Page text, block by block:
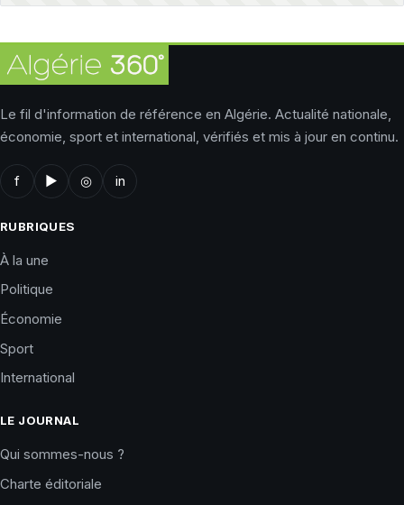
Le fil d'information de référence en Algérie. Actualité nationale,
économie, sport et international, vérifiés et mis à jour en continu.
f ▶ ◎ in
RUBRIQUES
À la une
Politique
Économie
Sport
International
LE JOURNAL
Qui sommes-nous ?
Charte éditoriale